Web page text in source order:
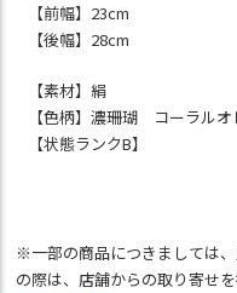
【前幅】23cm
【後幅】28cm
【素材】絹
【色柄】濃珊瑚 コーラル
【状態ランクB】
※一部の商品につきましては
の際は、店舗からの取り寄せ